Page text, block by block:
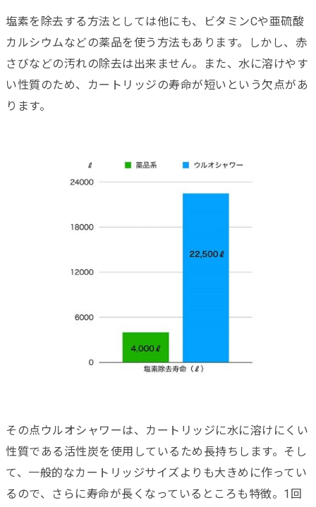
塩素を除去する方法としては他にも、ビタミンCや亜硫酸
カルシウムなどの薬品を使う方法もあります。しかし、赤
さびなどの汚れの除去は出来ません。また、水に溶けやす
い性質のため、カートリッジの寿命が短いという欠点があ
ります。
その点ウルオシャワーは、カートリッジに水に溶けにくい
性質である活性炭を使用しているため長持ちします。そし
て、一般的なカートリッジサイズよりも大きめに作ってい
るので、さらに寿命が長くなっているところも特徴。1回